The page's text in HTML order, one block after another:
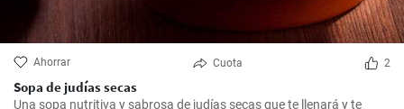
Ahorrar Cuota 2
Sopa de judías secas
Una sopa nutritiva y sabrosa de judías secas que te llenará y te